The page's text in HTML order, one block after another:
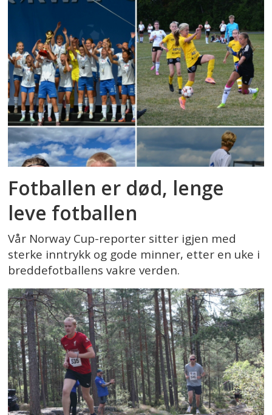
Fotballen er død, lenge
leve fotballen
Vår Norway Cup-reporter sitter igjen med
sterke inntrykk og gode minner, etter en uke i
breddefotballens vakre verden.